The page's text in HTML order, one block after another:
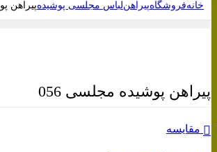
خانهفروشگاهپیراهنلباس مجلسی پوشیدهپیراهن
پیراهن پوشیده مجلسی 056
مقایسه